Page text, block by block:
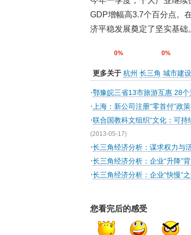
GDP增幅高3.7个百分点。
济平稳发展奠定了坚实基础
0% 0%
更多关于 杭州 长三角 城市建设
·鄂豫皖三省13市旅游互惠 28
· 上海：新公司注册“零首付”政
·联合国教科文组织“文化：可持
(2013-05-17)
·长三角经济分析：谋求权力与
·长三角经济分析：企业“升降”
·长三角经济分析：企业“快慢”
您看完后的感受